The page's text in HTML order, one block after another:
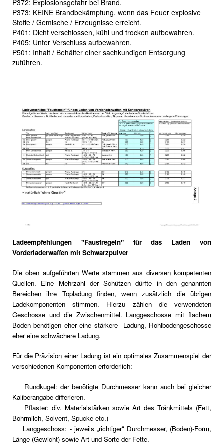
P372: Explosionsgefahr bei Brand.
P373: KEINE Brandbekämpfung, wenn das Feuer explosive
Stoffe / Gemische / Erzeugnisse erreicht.
P401: Dicht verschlossen, kühl und trocken aufbewahren.
P405: Unter Verschluss aufbewahren.
P501: Inhalt / Behälter einer sachkundigen Entsorgung
zuführen.
Ladeempfehlungen "Faustregeln" für das Laden von
Vorderladerwaffen mit Schwarzpulver
Die oben aufgeführten Werte stammen aus diversen kompetenten
Quellen. Eine Mehrzahl der Schützen dürfte in den genannten
Bereichen ihre Topladung finden, wenn zusätzlich die übrigen
Ladekomponenten stimmen. Hierzu zählen die verwendeten
Geschosse und die Zwischenmittel. Langgeschosse mit flachem
Boden benötigen eher eine stärkere Ladung, Hohlbodengeschosse
eher eine schwächere Ladung.
Für diePräzision einer Ladung ist ein optimales Zusammenspiel der
verschiedenen Komponenten erforderlich:
Rundkugel: der benötigte Durchmesser kann auch bei gleicher
Kaliberangabe differieren.
Pflaster: div. Materialstärken sowie Art des Tränkmittels (Fett,
Bohrmilch, Solvent, Spucke etc.)
Langgeschoss: - jeweils „richtiger“ Durchmesser, (Boden)-Form,
Länge (Gewicht) sowie Art und Sorte der Fette.